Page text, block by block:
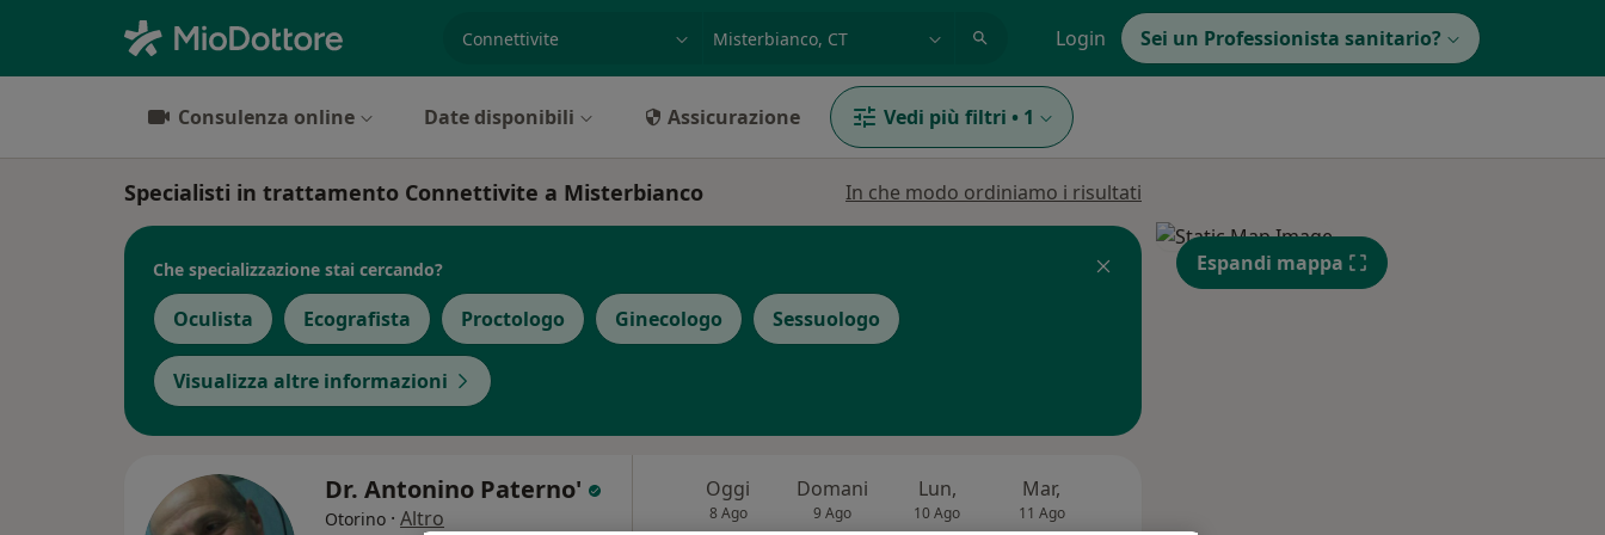
Login Sei un Professionista sanitario?
Consulenza online Date disponibili Assicurazione Vedi più filtri • 1
Specialisti in trattamento Connettivite a Misterbianco In che modo ordiniamo i risultati
Che specializzazione stai cercando?
Oculista Ecografista Proctologo Ginecologo Sessuologo
Visualizza altre informazioni
Dr. Antonino Paterno'
Otorino · Altro
Oggi
8 Ago
Domani
9 Ago
Lun,
10 Ago
Mar,
11 Ago
Espandi mappa